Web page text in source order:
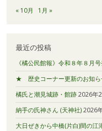
« 10月 1月 »
最近の投稿
《橘公民館報》令和８年８月号
★ 歴史コーナー更新のお知ら
橘氏と潮見城跡・館跡2026年
納手の氏神さん (天神社)2026
大日ぜきから中橋(片白)間の江